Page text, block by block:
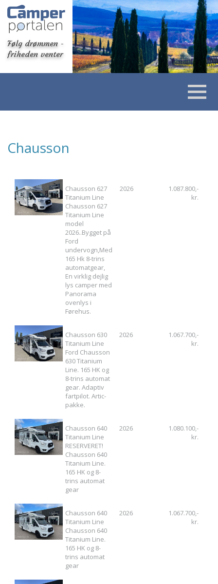
Følg drømmen -
friheden venter
Chausson
Chausson 627
Titanium Line
Chausson 627
Titanium Line
model
2026..Bygget på
Ford
undervogn,Med
165 Hk 8-trins
automatgear,
En virklig dejlig
lys camper med
Panorama
ovenlys i
Førehus.
2026
1.087.800,-
kr.
Chausson 630
Titanium Line
Ford Chausson
630 Titanium
Line. 165 HK og
8-trins automat
gear. Adaptiv
fartpilot. Artic-
pakke.
2026
1.067.700,-
kr.
Chausson 640
Titanium Line
RESERVERET!
Chausson 640
Titanium Line.
165 HK og 8-
trins automat
gear
2026
1.080.100,-
kr.
Chausson 640
Titanium Line
Chausson 640
Titanium Line.
165 HK og 8-
trins automat
gear
2026
1.067.700,-
kr.